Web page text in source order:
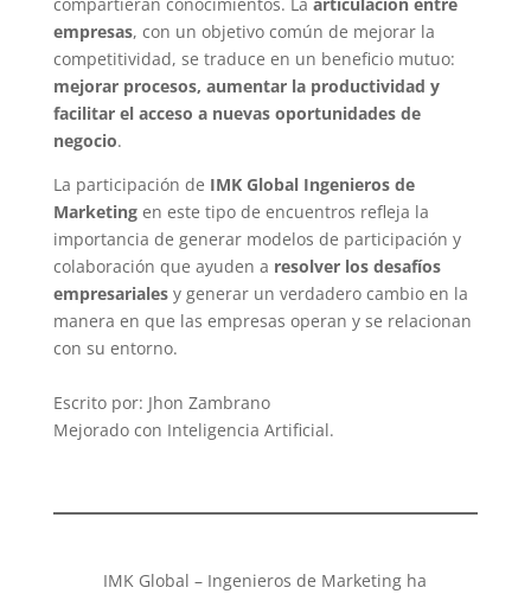
empresas, con un objetivo común de mejorar la
competitividad, se traduce en un beneficio mutuo:
mejorar procesos, aumentar la productividad y
facilitar el acceso a nuevas oportunidades de
negocio.
La participación de IMK Global Ingenieros de
Marketingen este tipo de encuentros refleja la
importancia de generar modelos de participación y
colaboración que ayuden a resolver los desafíos
empresarialesy generar un verdadero cambio en la
manera en que las empresas operan y se relacionan
con su entorno.
Escrito por: Jhon Zambrano
Mejorado con Inteligencia Artificial.
IMK Global – Ingenieros de Marketing ha